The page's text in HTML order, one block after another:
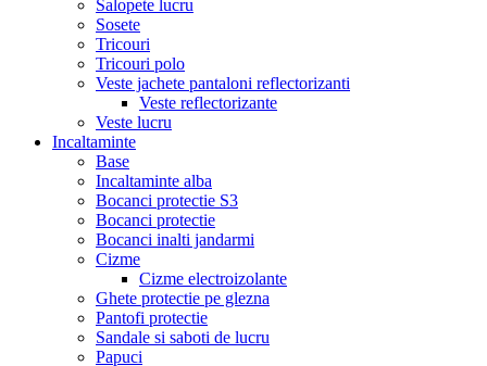
Salopete lucru
Sosete
Tricouri
Tricouri polo
Veste jachete pantaloni reflectorizanti
Veste reflectorizante
Veste lucru
Incaltaminte
Base
Incaltaminte alba
Bocanci protectie S3
Bocanci protectie
Bocanci inalti jandarmi
Cizme
Cizme electroizolante
Ghete protectie pe glezna
Pantofi protectie
Sandale si saboti de lucru
Papuci